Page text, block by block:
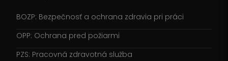
BOZP: Bezpečnosť a ochrana zdravia pri práci
OPP: Ochrana pred požiarmi
PZS: Pracovná zdravotná služba